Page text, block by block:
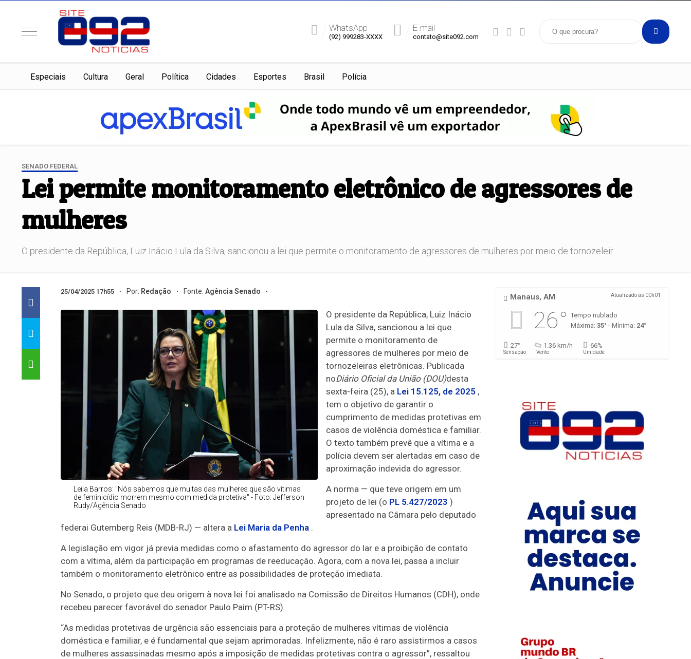
E-mail
contato@site092.com
WhatsApp
(92) 999283-XXXX
Especiais Cultura Geral Política Cidades Esportes Brasil Polícia
SENADO FEDERAL
Lei permite monitoramento eletrônico de agressores de
mulheres
O presidente da República, Luiz Inácio Lula da Silva, sancionou a lei que permite o monitoramento de agressores de mulheres por meio de tornozeleir...
25/04/2025 17h55 Por: Redação Fonte: Agência Senado
Leila Barros: "Nós sabemos que muitas das mulheres que são vítimas
de feminicídio morrem mesmo com medida protetiva" - Foto: Jefferson
Rudy/Agência Senado
O presidente da República, Luiz Inácio
Lula da Silva, sancionou a lei que
permite o monitoramento de
agressores de mulheres por meio de
tornozeleiras eletrônicas. Publicada
noDiário Oficial da União (DOU)desta
sexta-feira (25), a Lei 15.125, de 2025,
tem o objetivo de garantir o
cumprimento de medidas protetivas em
casos de violência doméstica e familiar.
O texto também prevê que a vítima e a
polícia devem ser alertadas em caso de
aproximação indevida do agressor.
A norma — que teve origem em um
projeto de lei (o PL 5.427/2023 )
apresentado na Câmara pelo deputado
federai Gutemberg Reis (MDB-RJ) — altera a Lei Maria da Penha.
A legislação em vigor já previa medidas como o afastamento do agressor do lar e a proibição de contato
com a vítima, além da participação em programas de reeducação. Agora, com a nova lei, passa a incluir
também o monitoramento eletrônico entre as possibilidades de proteção imediata.
No Senado, o projeto que deu origem à nova lei foi analisado na Comissão de Direitos Humanos (CDH), onde
recebeu parecer favorável do senador Paulo Paim (PT-RS).
“As medidas protetivas de urgência são essenciais para a proteção de mulheres vítimas de violência
doméstica e familiar, e é fundamental que sejam aprimoradas. Infelizmente, não é raro assistirmos a casos
de mulheres assassinadas mesmo após a imposição de medidas protetivas contra o agressor”, ressaltou
Manaus, AM Atualizado às 00h01
26°
Tempo nublado
Máxima:35° - Mínima: 24°
27°
Sensação
1.36 km/h
Vento
66%
Umidade